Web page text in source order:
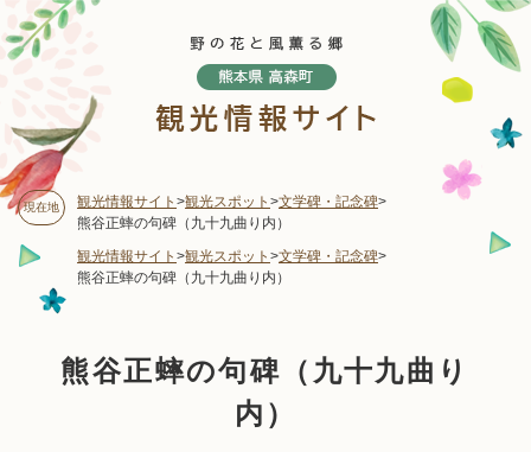
ー
ジ
頭
す
。 現在地 観光情報サイト >観光スポット >文学碑・記念碑>
熊谷正蟀の句碑（九十九曲り内）
観光情報サイト >観光スポット >文学碑・記念碑>
熊谷正蟀の句碑（九十九曲り内）
熊谷正蟀の句碑（九十九曲り
内）